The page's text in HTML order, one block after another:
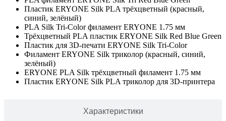
Характеристики
Пластик ERYONE Silk PLA трёхцветный (красный,
синий, зелёный)
PLA Silk Tri-Color филамент ERYONE 1.75 мм
Трёхцветный PLA пластик ERYONE Silk Red Blue Green
Пластик для 3D-печати ERYONE Silk Tri-Color
Филамент ERYONE Silk триколор (красный, синий,
зелёный)
ERYONE PLA Silk трёхцветный филамент 1.75 мм
Пластик ERYONE Silk PLA триколор для 3D-принтера